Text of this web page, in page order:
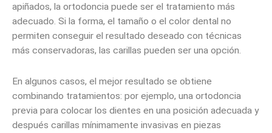
apiñados, la ortodoncia puede ser el tratamiento más
adecuado. Si la forma, el tamaño o el color dental no
permiten conseguir el resultado deseado con técnicas
más conservadoras, las carillas pueden ser una opción.
En algunos casos, el mejor resultado se obtiene
combinando tratamientos: por ejemplo, una ortodoncia
previa para colocar los dientes en una posición adecuada y
después carillas mínimamente invasivas en piezas